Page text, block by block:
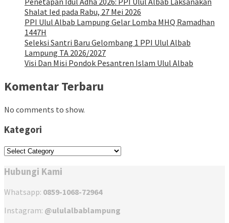
Shalat Ied pada Rabu, 27 Mei 2026
PPI Ulul Albab Lampung Gelar Lomba MHQ Ramadhan
1447H
Seleksi Santri Baru Gelombang 1 PPI Ulul Albab
Lampung TA 2026/2027
Visi Dan Misi Pondok Pesantren Islam Ulul Albab
Komentar Terbaru
No comments to show.
Kategori
Kategori
Hubungi Kami
Whatsapp: 0859-1068-72964
Instagram: @ululalbablampung